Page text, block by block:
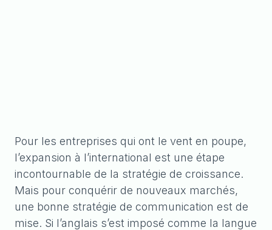
Pour les entreprises qui ont le vent en poupe,
l’expansion à l’international est une étape
incontournable de la stratégie de croissance.
Mais pour conquérir de nouveaux marchés,
une bonne stratégie de communication est de
mise. Si l’anglais s’est imposé comme la langue